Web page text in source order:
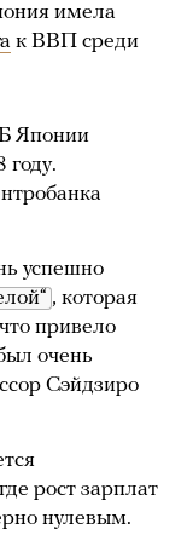
имела
к ВВП среди
Японии
успешно
, которая
привело
очень
Сэйдзиро
рост зарплат
нулевым.